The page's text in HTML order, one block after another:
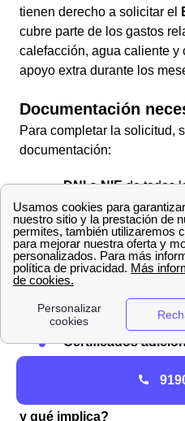
tienen derecho a solicitar el
cubre parte de los gastos
calefacción, agua caliente y
apoyo extra durante los
Documentación
Para completar la solicitud,
documentación:
DNI o NIEde todos
mayores de 14 años.
Libro de familia o
empadronamiento
composición del
Justificante de
declaración de la
Agencia Tributaria.
Certificados
y qué implica?